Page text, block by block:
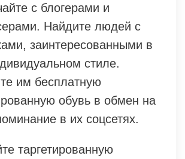
с блогерами и
Найдите людей с
заинтересованными в
стилe.
им бесплатную
обувь в обмен на
в их соцсетях.
таргетированную